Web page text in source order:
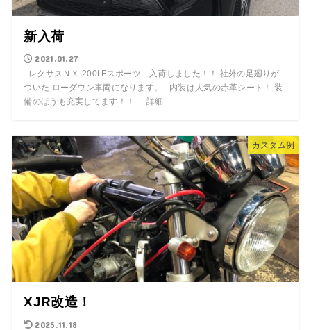
新入荷
2021.01.27
レクサスＮＸ 200t Fスポーツ 入荷しました！！ 社外の足廻りが
ついた ローダウン車両になります。 内装は人気の赤革シート！ 装
備のほうも充実してます！！ 詳細...
カスタム例
XJR改造！
2025.11.18